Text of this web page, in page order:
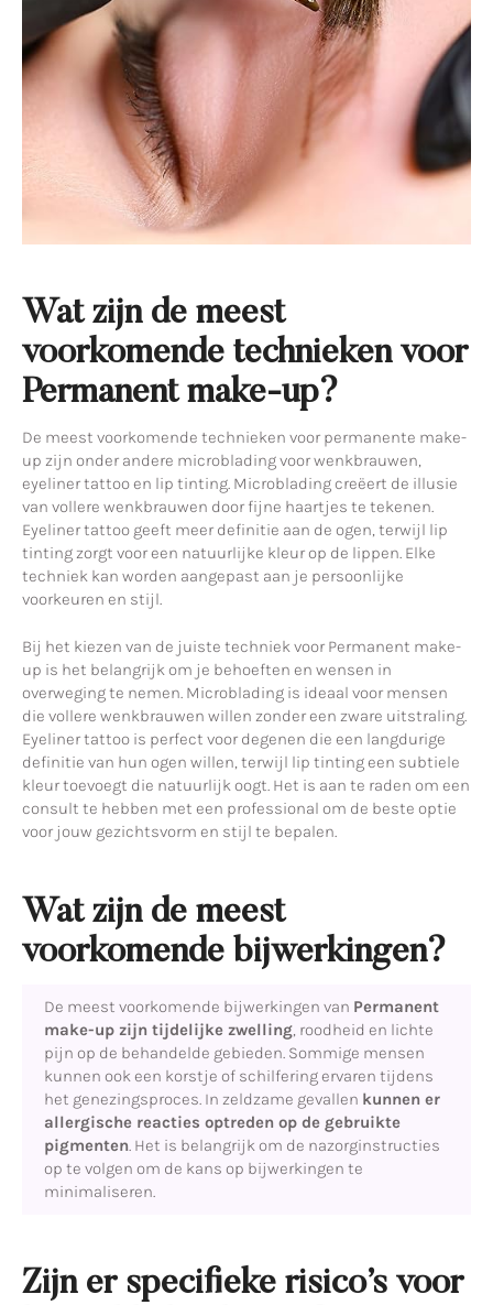
Wat zijn de meest
voorkomende technieken voor
Permanent make-up?
De meest voorkomende technieken voor permanente make-
up zijn onder andere microblading voor wenkbrauwen,
eyeliner tattoo en lip tinting. Microblading creëert de illusie
van vollere wenkbrauwen door fijne haartjes te tekenen.
Eyeliner tattoo geeft meer definitie aan de ogen, terwijl lip
tinting zorgt voor een natuurlijke kleur op de lippen. Elke
techniek kan worden aangepast aan je persoonlijke
voorkeuren en stijl.
Bij het kiezen van de juiste techniek voor Permanent make-
up is het belangrijk om je behoeften en wensen in
overweging te nemen. Microblading is ideaal voor mensen
die vollere wenkbrauwen willen zonder een zware uitstraling.
Eyeliner tattoo is perfect voor degenen die een langdurige
definitie van hun ogen willen, terwijl lip tinting een subtiele
kleur toevoegt die natuurlijk oogt. Het is aan te raden om een
consult te hebben met een professional om de beste optie
voor jouw gezichtsvorm en stijl te bepalen.
Wat zijn de meest
voorkomende bijwerkingen?
De meest voorkomende bijwerkingen van Permanent
make-up zijn tijdelijke zwelling, roodheid en lichte
pijn op de behandelde gebieden. Sommige mensen
kunnen ook een korstje of schilfering ervaren tijdens
het genezingsproces. In zeldzame gevallen kunnen er
allergische reacties optreden op de gebruikte
pigmenten. Het is belangrijk om de nazorginstructies
op te volgen om de kans op bijwerkingen te
minimaliseren.
Zijn er specifieke risico’s voor